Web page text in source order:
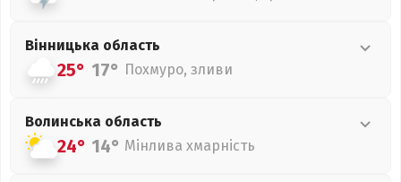
Вінницька область
25° 17° Похмуро, зливи
Волинська область
24° 14° Мінлива хмарність